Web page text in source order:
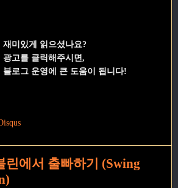
재미있게 읽으셨나요?
광고를 클릭해주시면,
블로그 운영에 큰 도움이 됩니다!
린에서 출빠하기 (Swing